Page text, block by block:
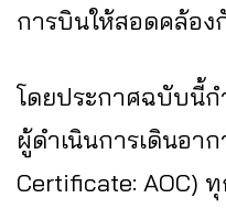
การบินให้สอดคล้อง
โดยประกาศฉบับนี้ก
ผู้ดำเนินการเดินอา
Certificate: AOC)